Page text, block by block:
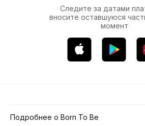
Следите за датами
вносите оставшуюся
момент
Подробнее о Born To Be